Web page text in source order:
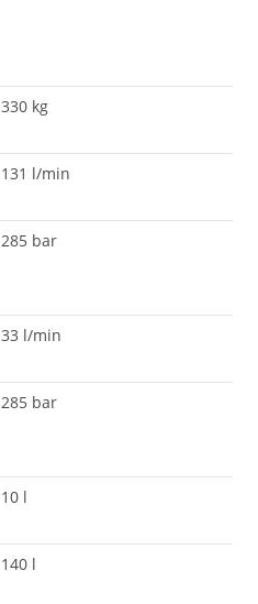
330 kg
131 l/min
285 bar
33 l/min
285 bar
10 l
140 l